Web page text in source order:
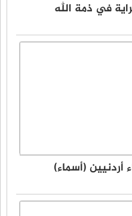
في ذمة الله